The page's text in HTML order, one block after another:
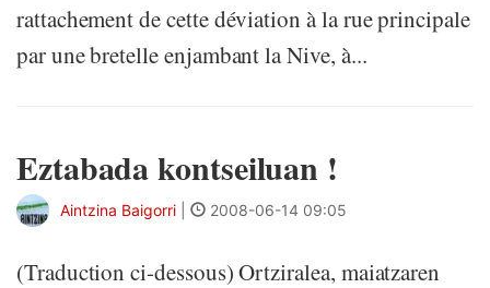
rattachement de cette déviation à la rue principale
par une bretelle enjambant la Nive, à...
Eztabada kontseiluan !
Aintzina Baigorri 2008-06-14 09:05
(Traduction ci-dessous) Ortziralea, maiatzaren